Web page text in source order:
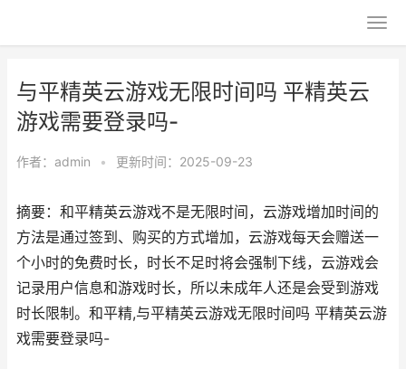
与平精英云游戏无限时间吗 平精英云
游戏需要登录吗-
作者： admin • 更新时间：2025-09-23
摘要：和平精英云游戏不是无限时间，云游戏增加时间的
方法是通过签到、购买的方式增加，云游戏每天会赠送一
个小时的免费时长，时长不足时将会强制下线，云游戏会
记录用户信息和游戏时长，所以未成年人还是会受到游戏
时长限制。和平精,与平精英云游戏无限时间吗 平精英云游
戏需要登录吗-